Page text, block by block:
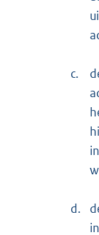
c.
d.